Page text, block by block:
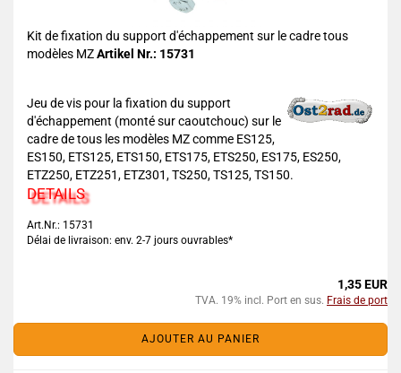
Kit de fixation du support d'échappement sur le cadre tous
modèles MZArtikel Nr.: 15731
Jeu de vis pour la fixation du support
d'échappement (monté sur caoutchouc) sur le
cadre de tous les modèles MZ comme ES125,
ES150, ETS125, ETS150, ETS175, ETS250, ES175, ES250,
ETZ250, ETZ251, ETZ301, TS250, TS125, TS150.
DETAILS
Art.Nr.: 15731
Délai de livraison: env. 2-7 jours ouvrables*
1,35 EUR
TVA. 19% incl. Port en sus. Frais de port
AJOUTER AU PANIER